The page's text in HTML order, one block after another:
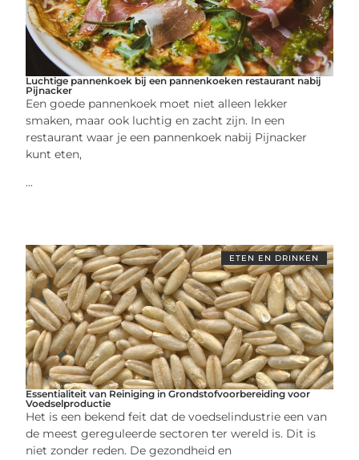
Luchtige pannenkoek bij een pannenkoeken restaurant nabij
Pijnacker
Een goede pannenkoek moet niet alleen lekker
smaken, maar ook luchtig en zacht zijn. In een
restaurant waar je een pannenkoek nabij Pijnacker
kunt eten,
...
ETEN EN DRINKEN
Essentialiteit van Reiniging in Grondstofvoorbereiding voor
Voedselproductie
Het is een bekend feit dat de voedselindustrie een van
de meest gereguleerde sectoren ter wereld is. Dit is
niet zonder reden. De gezondheid en